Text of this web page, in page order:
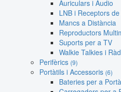
Auriculars i Àudio
LNB i Receptors de
Mancs a Distància
Reproductors
Suports per a TV
Walkie Talkies i
Perifèrics (9)
Portàtils i Accessoris (6)
Bateries per a